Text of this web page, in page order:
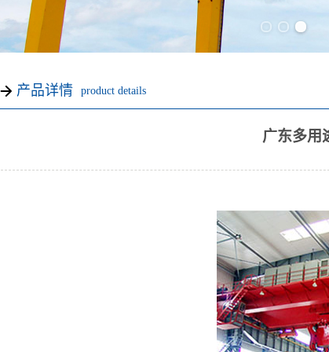
产品详情 product details
广东多用